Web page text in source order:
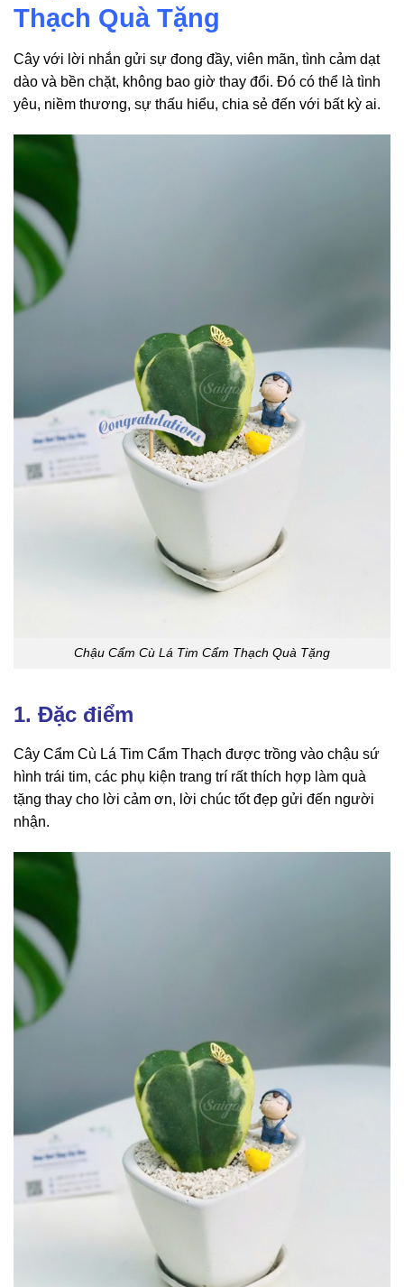
Thạch Quà Tặng
Cây với lời nhắn gửi sự đong đầy, viên mãn, tình cảm dạt
dào và bền chặt, không bao giờ thay đổi. Đó có thể là tình
yêu, niềm thương, sự thấu hiểu, chia sẻ đến với bất kỳ ai.
Chậu Cẩm Cù Lá Tim Cẩm Thạch Quà Tặng
1. Đặc điểm
Cây Cẩm Cù Lá Tim Cẩm Thạch được trồng vào chậu sứ
hình trái tim, các phụ kiện trang trí rất thích hợp làm quà
tặng thay cho lời cảm ơn, lời chúc tốt đẹp gửi đến người
nhận.